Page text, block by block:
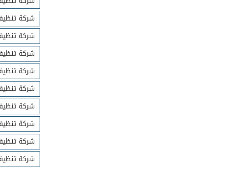
شركة
شركة
شركة
شركة
شركة
شركة
شركة
شركة
شركة